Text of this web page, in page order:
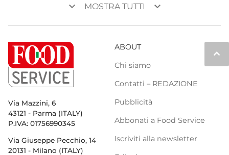
keyboard_arrow_down MOSTRA TUTTI keyboard_arrow_down
keyboard_arrow_up
Via Mazzini, 6
43121 - Parma (ITALY)
P.IVA: 01756990345
Via Giuseppe Pecchio, 14
20131 - Milano (ITALY)
ABOUT
Chi siamo
Contatti – REDAZIONE
Pubblicità
Abbonati a Food Service
Iscriviti alla newsletter